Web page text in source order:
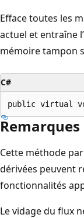
Efface toutes les
actuel et entraîne
mémoire tampon
C#
public virtual
Remarques
Cette méthode
dérivées peuvent
fonctionnalités
Le vidage du flux